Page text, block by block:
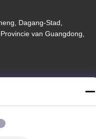
Dagang-Stad,
van Guangdong,